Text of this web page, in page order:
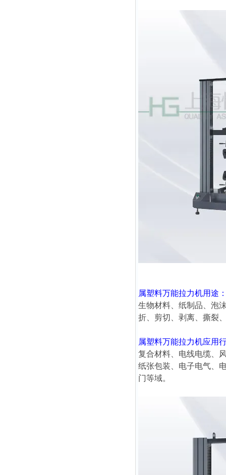
属塑料万能拉力机用途
生物材料、纸制品、泡
折、剪切、剥离、撕裂
属塑料万能拉力机应用
复合材料、电线电缆、
纸张包装、电子电气、
门等域。